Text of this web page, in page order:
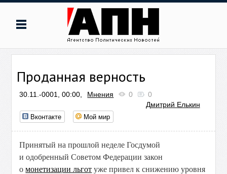
Проданная верность
30.11.-0001, 00:00, Мнения 0
0
Дмитрий Елькин
Вконтакте Мой мир
Принятый на прошлой неделе Госдумой
и одобренный Советом Федерации закон
омонетизации льгот уже привел к снижению уровня